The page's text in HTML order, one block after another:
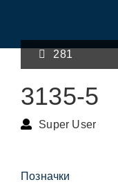
281
3135-5
Super User
Позначки